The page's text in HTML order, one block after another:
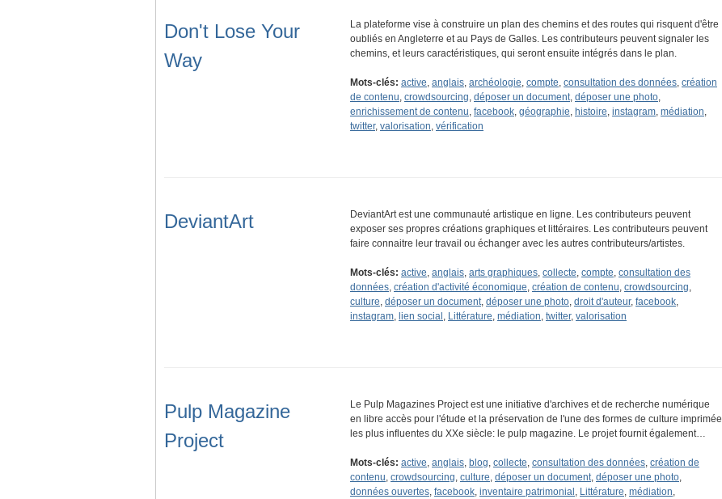
Don't Lose Your
Way
La plateforme vise à construire un plan des chemins et des routes qui risquent d'être
oubliés en Angleterre et au Pays de Galles. Les contributeurs peuvent signaler les
chemins, et leurs caractéristiques, qui seront ensuite intégrés dans le plan.
Mots-clés: active, anglais, archéologie, compte, consultation des données, création
de contenu, crowdsourcing, déposer un document, déposer une photo,
enrichissement de contenu, facebook, géographie, histoire, instagram, médiation,
twitter, valorisation, vérification
DeviantArt
DeviantArt est une communauté artistique en ligne. Les contributeurs peuvent
exposer ses propres créations graphiques et littéraires. Les contributeurs peuvent
faire connaitre leur travail ou échanger avec les autres contributeurs/artistes.
Mots-clés: active, anglais, arts graphiques, collecte, compte, consultation des
données, création d'activité économique, création de contenu, crowdsourcing,
culture, déposer un document, déposer une photo, droit d'auteur, facebook,
instagram, lien social , Littérature, médiation, twitter, valorisation
Pulp Magazine
Project
Le Pulp Magazines Project est une initiative d'archives et de recherche numérique
en libre accès pour l'étude et la préservation de l'une des formes de culture imprimée
les plus influentes du XXe siècle: le pulp magazine. Le projet fournit également…
Mots-clés: active, anglais, blog, collecte, consultation des données, création de
contenu, crowdsourcing, culture, déposer un document, déposer une photo,
données ouvertes, facebook, inventaire patrimonial , Littérature, médiation,